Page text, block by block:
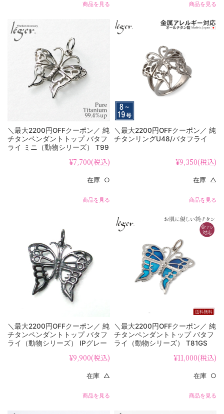
商品を見る 商品を見る
＼最大2200円OFFクーポン／ 純
チタンペンダントトップ バタフ
ライ ミニ（動物シリーズ） T99
¥7,700(税込)
在庫 ○
商品を見る
＼最大2200円OFFクーポン／ 純
チタンリングU48/バタフライ
¥9,350(税込)
在庫 △
商品を見る
＼最大2200円OFFクーポン／ 純
チタンペンダントトップ バタフ
ライ（動物シリーズ） IPグレー
¥9,900(税込)
在庫 △
商品を見る
＼最大2200円OFFクーポン／ 純
チタンペンダントトップ バタフ
ライ（動物シリーズ） T81GS
¥11,000(税込)
在庫 ○
商品を見る